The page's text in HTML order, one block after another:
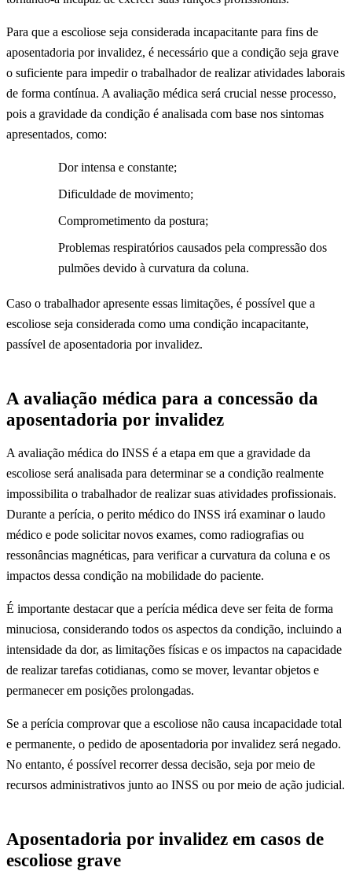
Para que a escoliose seja considerada incapacitante para fins de
aposentadoria por invalidez, é necessário que a condição seja grave
o suficiente para impedir o trabalhador de realizar atividades laborais
de forma contínua. A avaliação médica será crucial nesse processo,
pois a gravidade da condição é analisada com base nos sintomas
apresentados, como:
Dor intensa e constante;
Dificuldade de movimento;
Comprometimento da postura;
Problemas respiratórios causados pela compressão dos
pulmões devido à curvatura da coluna.
Caso o trabalhador apresente essas limitações, é possível que a
escoliose seja considerada como uma condição incapacitante,
passível de aposentadoria por invalidez.
A avaliação médica para a concessão da
aposentadoria por invalidez
A avaliação médica do INSS é a etapa em que a gravidade da
escoliose será analisada para determinar se a condição realmente
impossibilita o trabalhador de realizar suas atividades profissionais.
Durante a perícia, o perito médico do INSS irá examinar o laudo
médico e pode solicitar novos exames, como radiografias ou
ressonâncias magnéticas, para verificar a curvatura da coluna e os
impactos dessa condição na mobilidade do paciente.
É importante destacar que a perícia médica deve ser feita de forma
minuciosa, considerando todos os aspectos da condição, incluindo a
intensidade da dor, as limitações físicas e os impactos na capacidade
de realizar tarefas cotidianas, como se mover, levantar objetos e
permanecer em posições prolongadas.
Se a perícia comprovar que a escoliose não causa incapacidade total
e permanente, o pedido de aposentadoria por invalidez será negado.
No entanto, é possível recorrer dessa decisão, seja por meio de
recursos administrativos junto ao INSS ou por meio de ação judicial.
Aposentadoria por invalidez em casos de
escoliose grave